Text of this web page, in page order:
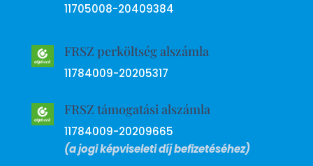
11705008-20409384
FRSZ perköltség alszámla
11784009-20205317
FRSZ támogatási alszámla
11784009-20209665
(a jogi képviseleti díj befizetéséhez)